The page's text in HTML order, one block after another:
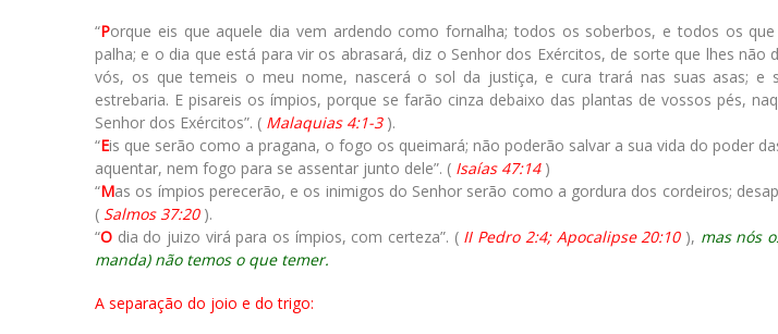
“Porque eis que aquele dia vem ardendo como fornalha; todos os soberbos, e todos os
palha; e o dia que está para vir os abrasará, diz o Senhor dos Exércitos, de sorte que lhes não
vós, os que temeis o meu nome, nascerá o sol da justiça, e cura trará nas suas asas; e
estrebaria. E pisareis os ímpios, porque se farão cinza debaixo das plantas de vossos pés,
Senhor dos Exércitos”. ( Malaquias 4:1-3).
“Eis que serão como a pragana, o fogo os queimará; não poderão salvar a sua vida do poder
aquentar, nem fogo para se assentar junto dele”. ( Isaías 47:14)
“Mas os ímpios perecerão, e os inimigos do Senhor serão como a gordura dos cordeiros;
( Salmos 37:20).
“O dia do juizo virá para os ímpios, com certeza”. ( II Pedro 2:4; Apocalipse 20:10), mas nós
manda) não temos o que temer.
A separação do joio e do trigo: